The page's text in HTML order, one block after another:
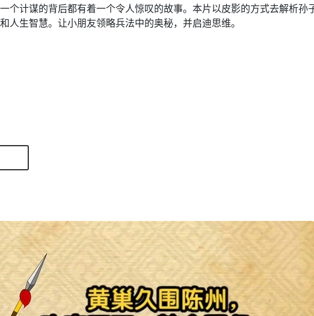
个计谋的背后都有着一个令人惊叹的故事。本片以皮影的方式去解析孙
人生智慧。让小朋友领略兵法中的奥秘，并启迪思维。